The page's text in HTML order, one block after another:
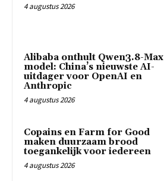
4 augustus 2026
Alibaba onthult Qwen3.8-Max
model: China’s nieuwste AI-
uitdager voor OpenAI en
Anthropic
4 augustus 2026
Copains en Farm for Good
maken duurzaam brood
toegankelijk voor iedereen
4 augustus 2026